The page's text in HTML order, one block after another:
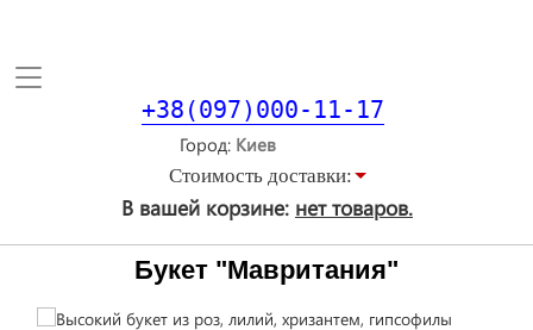
Toggle
+38(097)000-11-17
Город
Стоимость доставки:
В вашей корзине: нет товаров.
Букет "Мавритания"